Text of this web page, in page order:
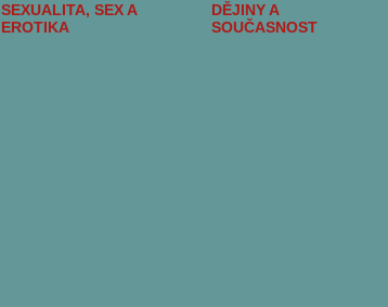
SEXUALITA, SEX A
EROTIKA
DĚJINY A
SOUČASNOST